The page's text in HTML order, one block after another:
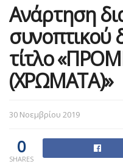
Ανάρτηση
συνοπτικού
τίτλο
(ΧΡΩΜΑΤΑ)»
30 Νοεμβρίου 2019
0
SHARES